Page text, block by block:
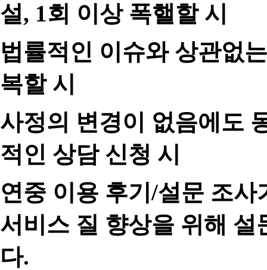
설, 1회 이상 폭핼할 시
법률적인 이슈와 상관없
복할 시
사정의 변경이 없음에도
적인 상담 신청 시
연중 이용 후기/설문 조
서비스 질 향상을 위해
다.